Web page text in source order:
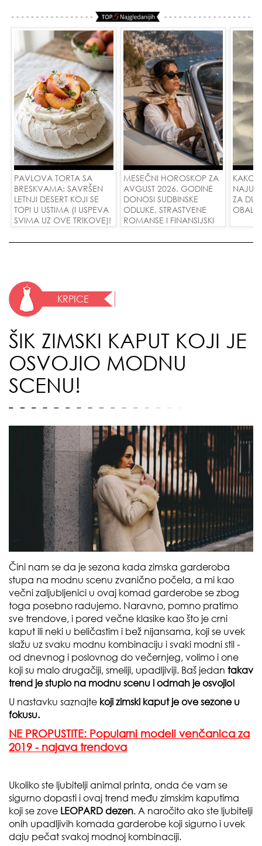
PAVLOVA TORTA SA
BRESKVAMA: SAVRŠEN
LETNJI DESERT KOJI SE
TOPI U USTIMA (I USPEVA
SVIMA UZ OVE TRIKOVE)!
MESEČNI HOROSKOP ZA
AVGUST 2026. GODINE
DONOSI SUDBINSKE
ODLUKE, STRASTVENE
ROMANSE I FINANSIJSKI
KAKO
ZA
KRPICE
ŠIK ZIMSKI KAPUT KOJI JE
OSVOJIO MODNU
SCENU!
Čini nam se da je sezona kada zimska garderoba
stupa na modnu scenu zvanično počela, a mi kao
večni zaljubljenici u ovaj komad garderobe se zbog
toga posebno radujemo. Naravno, pomno pratimo
sve trendove, i pored večne klasike kao što je crni
kaput ili neki u beličastim i bež nijansama, koji se uvek
slažu uz svaku modnu kombinaciju i svaki modni stil -
od dnevnog i poslovnog do večernjeg, volimo i one
koji su malo drugačiji, smeliji, upadljiviji. Baš jedan takav
trend je stupio na modnu scenu i odmah je osvojio!
U nastavku saznajte koji zimski kaput je ove sezone u
fokusu.
NE PROPUSTITE: Popularni modeli venčanica za
2019 - najava trendova
Ukoliko ste ljubitelji animal printa, onda će vam se
sigurno dopasti i ovaj trend među zimskim kaputima
koji se zove LEOPARD dezen. A naročito ako ste ljubitelji
onih upadljivih komada garderobe koji sigurno i uvek
daju pečat svakoj modnoj kombinaciji.